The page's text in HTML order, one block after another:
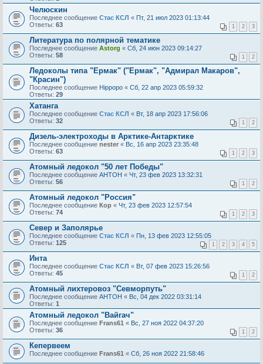
Челюскин
Последнее сообщение Стас КСЛ « Пт, 21 июл 2023 01:13:44
Ответы: 63 1 2 3
Литература по полярной тематике
Последнее сообщение Astorg « Сб, 24 июн 2023 09:14:27
Ответы: 58 1 2
Ледоколы типа "Ермак" ("Ермак", "Адмирал Макаров",
"Красин")
Последнее сообщение Hippopo « Сб, 22 апр 2023 05:59:32
Ответы: 29
Хатанга
Последнее сообщение Стас КСЛ « Вт, 18 апр 2023 17:56:06
Ответы: 32 1 2
Дизель-электроходы в Арктике-Антарктике
Последнее сообщение nester « Вс, 16 апр 2023 23:35:48
Ответы: 63 1 2 3
Атомный ледокол "50 лет Победы"
Последнее сообщение AHTOH « Чт, 23 фев 2023 13:32:31
Ответы: 56 1 2
Атомный ледокол "Россия"
Последнее сообщение Кор « Чт, 23 фев 2023 12:57:54
Ответы: 74 1 2 3
Север и Заполярье
Последнее сообщение Стас КСЛ « Пн, 13 фев 2023 12:55:05
Ответы: 125 1 2 3 4 5
Инта
Последнее сообщение Стас КСЛ « Вт, 07 фев 2023 15:26:56
Ответы: 45 1 2
Атомный лихтеровоз "Севморпуть"
Последнее сообщение AHTOH « Вс, 04 дек 2022 03:31:14
Ответы: 1
Атомный ледокол "Вайгач"
Последнее сообщение Frans61 « Вс, 27 ноя 2022 04:37:20
Ответы: 36 1 2
Кепервеем
Последнее сообщение Frans61 « Сб, 26 ноя 2022 21:58:46